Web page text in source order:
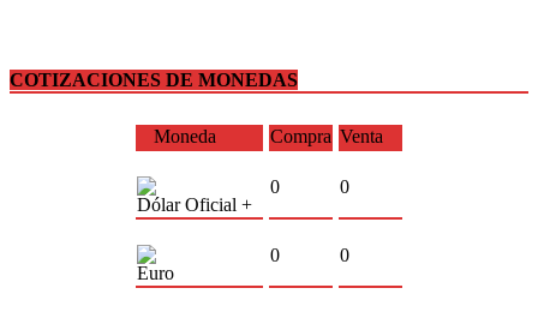
COTIZACIONES DE MONEDAS
Moneda Compra Venta
Dólar Oficial +
0 0
Euro
0 0